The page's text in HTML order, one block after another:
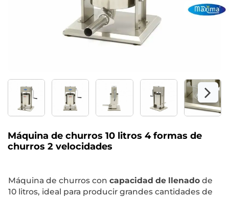
Máquina de churros 10 litros 4 formas de
churros 2 velocidades
Máquina de churros con capacidad de llenado de
10 litros, ideal para producir grandes cantidades de